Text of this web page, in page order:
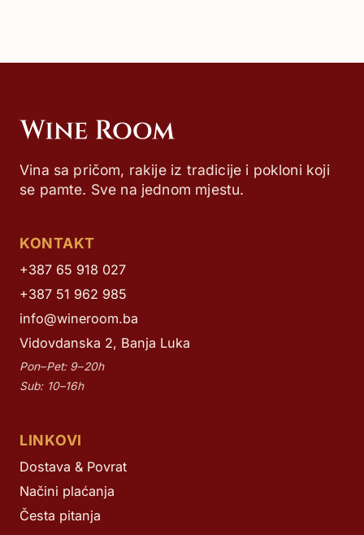
Vina sa pričom, rakije iz tradicije i pokloni koji
se pamte. Sve na jednom mjestu.
KONTAKT
+387 65 918 027
+387 51 962 985
info@wineroom.ba
Vidovdanska 2, Banja Luka
Pon–Pet: 9–20h
Sub: 10–16h
LINKOVI
Dostava & Povrat
Načini plaćanja
Česta pitanja